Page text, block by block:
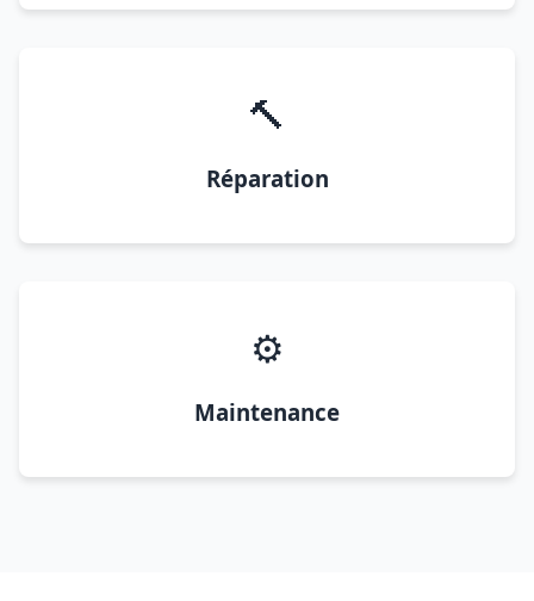
🔨
Réparation
⚙️
Maintenance